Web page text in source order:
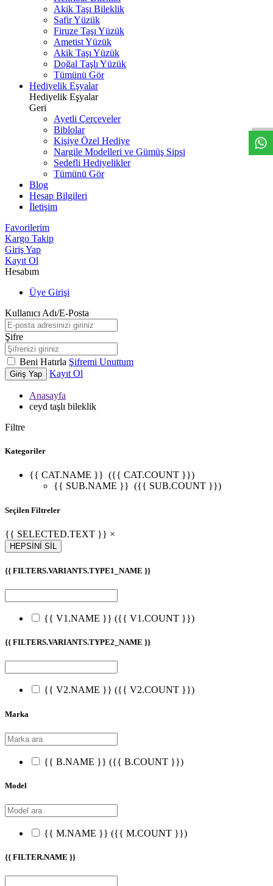
Akik Taşı Bileklik
Safir Yüzük
Firuze Taşı Yüzük
Ametist Yüzük
Akik Taşı Yüzük
Doğal Taşlı Yüzük
Tümünü Gör
Hediyelik Eşyalar
Hediyelik Eşyalar
Geri
Ayetli Çerçeveler
Biblolar
Kişiye Özel Hediye
Nargile Modelleri ve Gümüş Sipsi
Sedefli Hediyelikler
Tümünü Gör
Blog
Hesap Bilgileri
İletişim
Favorilerim
Kargo Takip
Giriş Yap
Kayıt Ol
Hesabım
Üye Girişi
Kullanıcı Adı/E-Posta
Şifre
Beni Hatırla Şifremi Unuttum
Giriş Yap Kayıt Ol
Anasayfa
ceyd taşlı bileklik
Filtre
Kategoriler
{{ CAT.NAME }} ({{ CAT.COUNT }})
{{ SUB.NAME }} ({{ SUB.COUNT }})
Seçilen Filtreler
{{ SELECTED.TEXT }} ×
HEPSİNİ SİL
{{ FILTERS.VARIANTS.TYPE1_NAME }}
{{ V1.NAME }} ({{ V1.COUNT }})
{{ FILTERS.VARIANTS.TYPE2_NAME }}
{{ V2.NAME }} ({{ V2.COUNT }})
Marka
{{ B.NAME }} ({{ B.COUNT }})
Model
{{ M.NAME }} ({{ M.COUNT }})
{{ FILTER.NAME }}